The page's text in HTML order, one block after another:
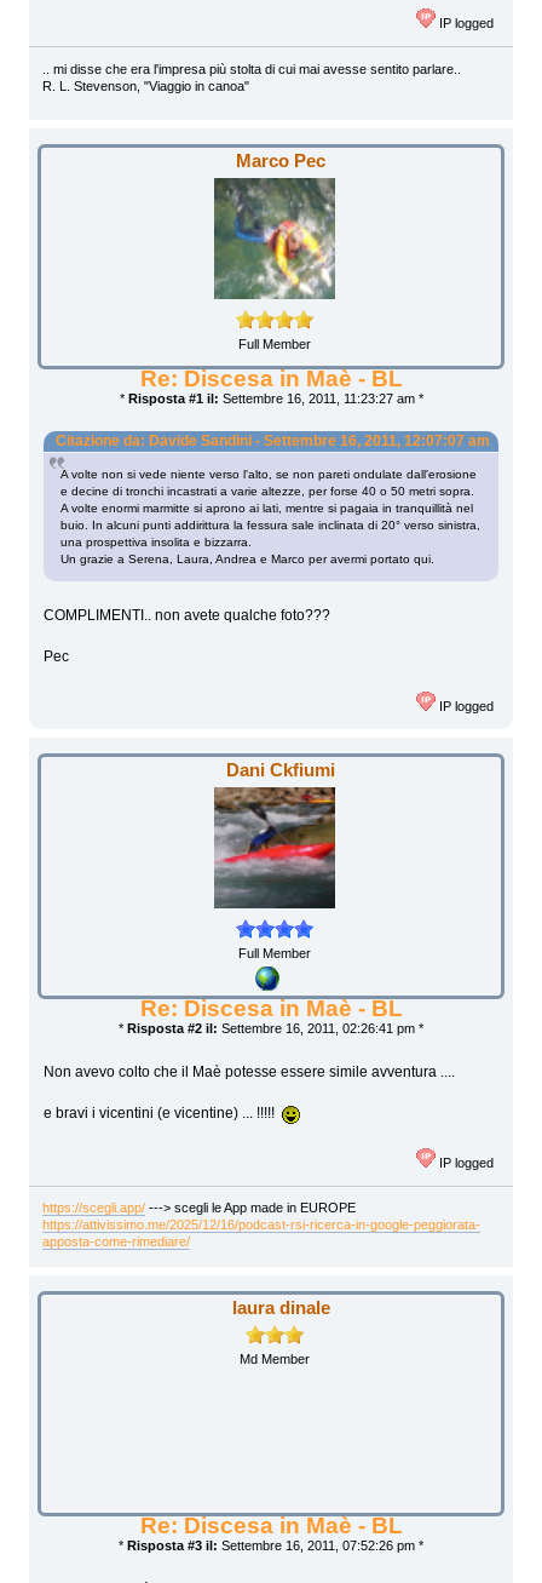
IP logged
.. mi disse che era l'impresa più stolta di cui mai avesse sentito parlare..
R. L. Stevenson, "Viaggio in canoa"
Marco Pec
Full Member
Re: Discesa in Maè - BL
* Risposta #1 il: Settembre 16, 2011, 11:23:27 am *
Citazione da: Davide Sandini - Settembre 16, 2011, 12:07:07 am
A volte non si vede niente verso l'alto, se non pareti ondulate dall'erosione
e decine di tronchi incastrati a varie altezze, per forse 40 o 50 metri sopra.
A volte enormi marmitte si aprono ai lati, mentre si pagaia in tranquillità nel
buio. In alcuni punti addirittura la fessura sale inclinata di 20° verso sinistra,
una prospettiva insolita e bizzarra.
Un grazie a Serena, Laura, Andrea e Marco per avermi portato qui.
COMPLIMENTI.. non avete qualche foto???
Pec
IP logged
Dani Ckfiumi
Full Member
Re: Discesa in Maè - BL
* Risposta #2 il: Settembre 16, 2011, 02:26:41 pm *
Non avevo colto che il Maè potesse essere simile avventura ....
e bravi i vicentini (e vicentine) ... !!!!!
IP logged
https://scegli.app/---> scegli le App made in EUROPE
https://attivissimo.me/2025/12/16/podcast-rsi-ricerca-in-google-peggiorata-
apposta-come-rimediare/
laura dinale
Md Member
Re: Discesa in Maè - BL
* Risposta #3 il: Settembre 16, 2011, 07:52:26 pm *